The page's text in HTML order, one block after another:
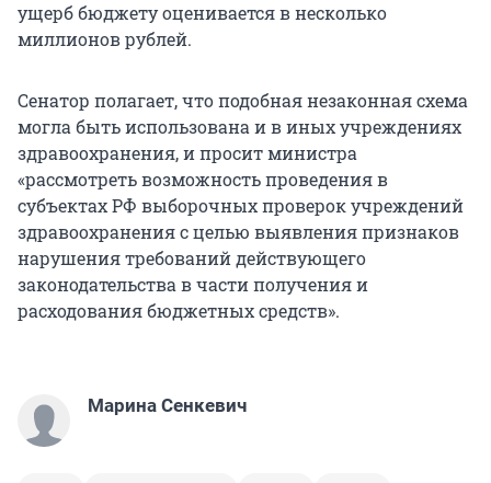
ущерб бюджету оценивается в несколько
миллионов рублей.
Сенатор полагает, что подобная незаконная схема
могла быть использована и в иных учреждениях
здравоохранения, и просит министра
«рассмотреть возможность проведения в
субъектах РФ выборочных проверок учреждений
здравоохранения с целью выявления признаков
нарушения требований действующего
законодательства в части получения и
расходования бюджетных средств».
Марина Сенкевич